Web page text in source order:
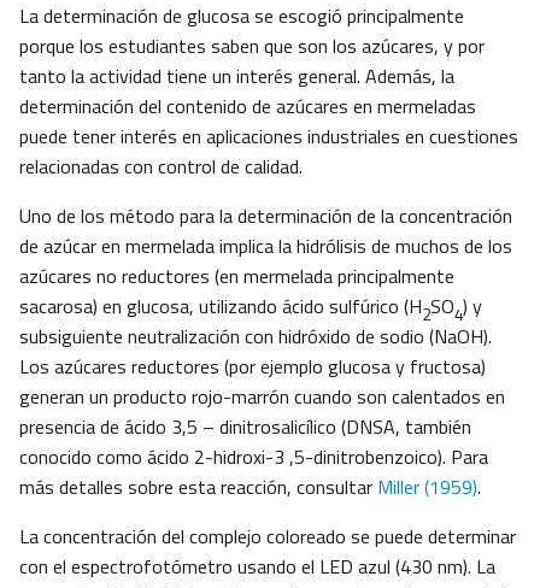
La determinación de glucosa se escogió principalmente
porque los estudiantes saben que son los azúcares, y por
tanto la actividad tiene un interés general. Además, la
determinación del contenido de azúcares en mermeladas
puede tener interés en aplicaciones industriales en cuestiones
relacionadas con control de calidad.
Uno de los método para la determinación de la concentración
de azúcar en mermelada implica la hidrólisis de muchos de los
azúcares no reductores (en mermelada principalmente
sacarosa) en glucosa, utilizando ácido sulfúrico (H2SO4) y
subsiguiente neutralización con hidróxido de sodio (NaOH).
Los azúcares reductores (por ejemplo glucosa y fructosa)
generan un producto rojo-marrón cuando son calentados en
presencia de ácido 3,5 – dinitrosalicílico (DNSA, también
conocido como ácido 2-hidroxi-3 ,5-dinitrobenzoico). Para
más detalles sobre esta reacción, consultar Miller (1959).
La concentración del complejo coloreado se puede determinar
con el espectrofotómetro usando el LED azul (430 nm). La